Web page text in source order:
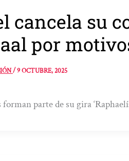
cancela su
por
/9 OCTUBRE, 2025
parte de su gira